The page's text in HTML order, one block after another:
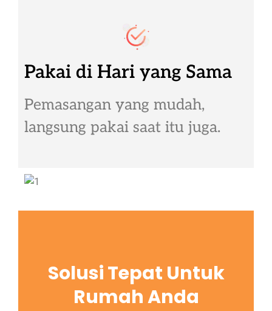
Pakai di Hari yang Sama
Pemasangan yang mudah,
langsung pakai saat itu juga.
Solusi Tepat Untuk
Rumah Anda